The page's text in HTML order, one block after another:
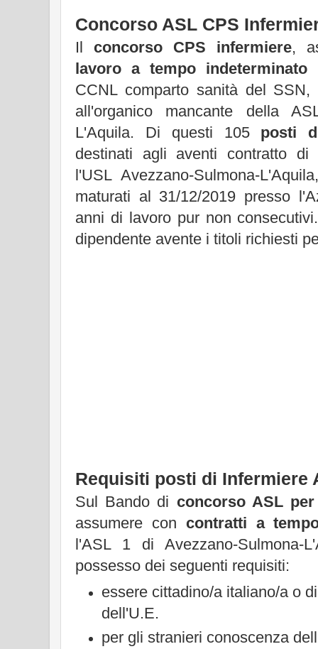
Concorso ASL CPS
Il concorso CPS infermiere,
lavoro a tempo indeterminato
CCNL comparto sanità del SSN,
all'organico mancante della
L'Aquila. Di questi 105 posti
destinati agli aventi contratto di
l'USL Avezzano-Sulmona-
maturati al 31/12/2019 presso
anni di lavoro pur non
dipendente avente i titoli richiesti
Requisiti posti di Infermiere
Sul Bando di concorso ASL
assumere con contratti a
l'ASL 1 di Avezzano-Sulmona-
possesso dei seguenti requisiti:
essere cittadino/a italiano/a o
dell'U.E.
per gli stranieri conoscenza